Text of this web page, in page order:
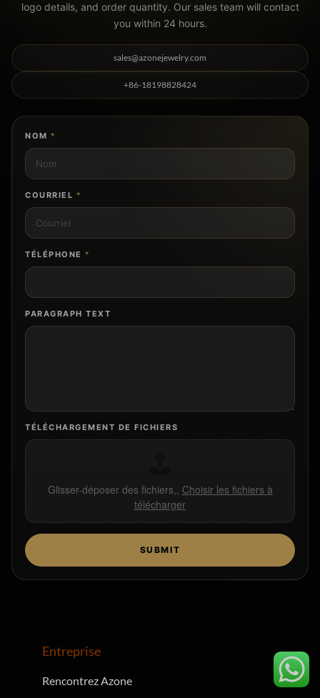
logo details, and order quantity. Our sales team will contact
you within 24 hours.
sales@azonejewelry.com
+86-18198828424
NOM *
COURRIEL *
TÉLÉPHONE *
PARAGRAPH TEXT
TÉLÉCHARGEMENT DE FICHIERS
Glisser-déposer des fichiers,, Choisir les fichiers à
télécharger
SUBMIT
Entreprise
Rencontrez Azone